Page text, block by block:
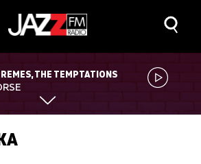
THE TEMPTATIONS